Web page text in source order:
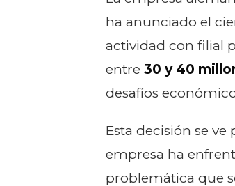
ha anunciado el
actividad con filial
entre 30 y 40
desafíos
Esta decisión se
empresa ha
problemática que